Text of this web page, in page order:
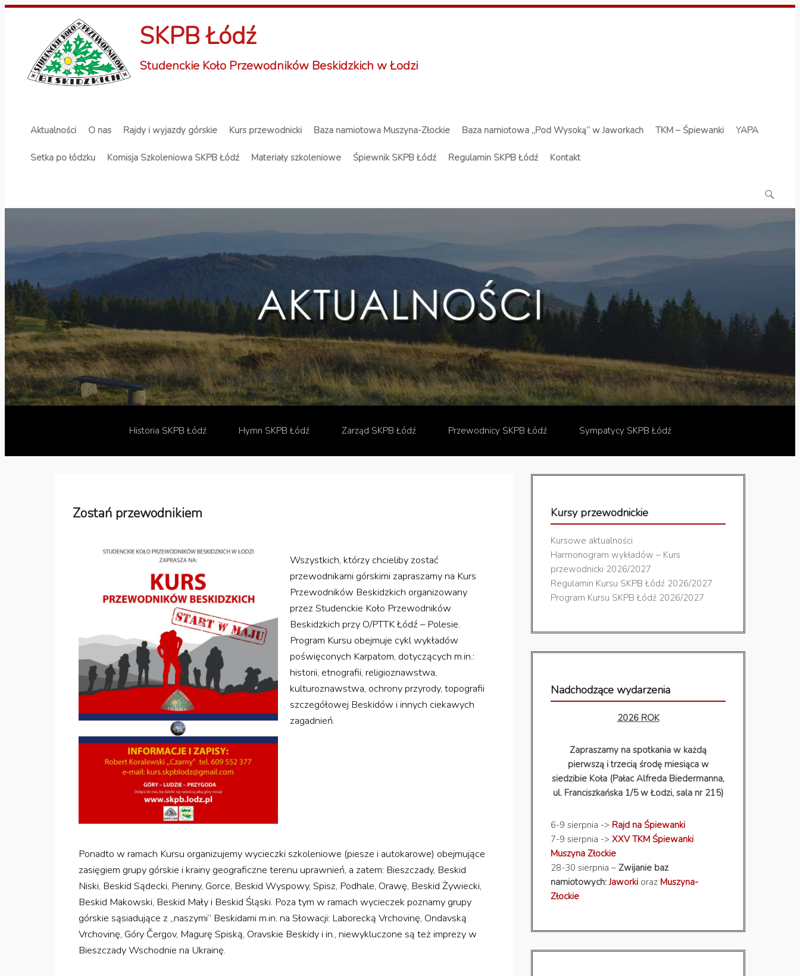
SKPB Łódź
Studenckie Koło Przewodników Beskidzkich w Łodzi
Główne menu
Aktualności O nas Rajdy i wyjazdy górskie Kurs przewodnicki Baza namiotowa Muszyna-Złockie Baza namiotowa „Pod Wysoką” w Jaworkach TKM – Śpiewanki YAPA
Setka po łódzku Komisja Szkoleniowa SKPB Łódź Materiały szkoleniowe Śpiewnik SKPB Łódź Regulamin SKPB Łódź Kontakt
Historia SKPB Łódź
Hymn SKPB Łódź Zarząd SKPB Łódź Przewodnicy SKPB Łódź Sympatycy SKPB Łódź
Zostań przewodnikiem
Wszystkich, którzy chcieliby zostać
przewodnikami górskimi zapraszamy na Kurs
Przewodników Beskidzkich organizowany
przez Studenckie Koło Przewodników
Beskidzkich przy O/PTTK Łódź – Polesie.
Program Kursu obejmuje cykl wykładów
poświęconych Karpatom, dotyczących m.in.:
historii, etnografii, religioznawstwa,
kulturoznawstwa, ochrony przyrody, topografii
szczegółowej Beskidów i innych ciekawych
zagadnień.
Ponadto w ramach Kursu organizujemy wycieczki szkoleniowe (piesze i autokarowe) obejmujące
zasięgiem grupy górskie i krainy geograficzne terenu uprawnień, a zatem: Bieszczady, Beskid
Niski, Beskid Sądecki, Pieniny, Gorce, Beskid Wyspowy, Spisz, Podhale, Orawę, Beskid Żywiecki,
Beskid Makowski, Beskid Mały i Beskid Śląski. Poza tym w ramach wycieczek poznamy grupy
górskie sąsiadujące z „naszymi” Beskidami m.in. na Słowacji: Laborecką Vrchovinę, Ondavską
Vrchovinę, Góry Čergov, Magurę Spiską, Oravskie Beskidy i in., niewykluczone są też imprezy w
Bieszczady Wschodnie na Ukrainę.
Kursy przewodnickie
Kursowe aktualności
Harmonogram wykładów – Kurs
przewodnicki 2026/2027
Regulamin Kursu SKPB Łódź 2026/2027
Program Kursu SKPB Łódź 2026/2027
Nadchodzące wydarzenia
2026 ROK
Zapraszamy na spotkania w każdą
pierwszą i trzecią środę miesiąca w
siedzibie Koła (Pałac Alfreda Biedermanna,
ul. Franciszkańska 1/5 w Łodzi, sala nr 215)
6-9 sierpnia -> Rajd na Śpiewanki
7-9 sierpnia -> XXV TKM Śpiewanki
Muszyna Złockie
28-30 sierpnia – Zwijanie baz
namiotowych: Jaworki oraz Muszyna-
Złockie